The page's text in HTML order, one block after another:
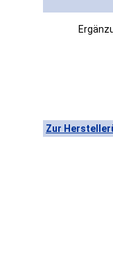
Zur